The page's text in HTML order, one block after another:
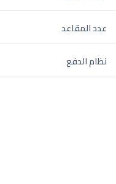
عدد المقاعد
نظام الدفع